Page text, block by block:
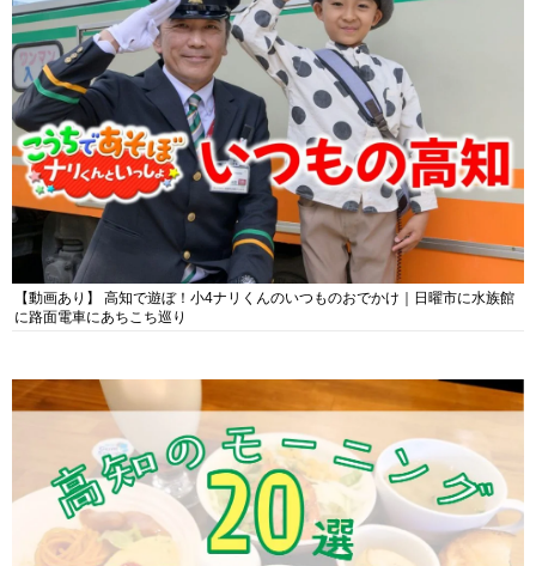
【動画あり】 高知で遊ぼ！小4ナリくんのいつものおでかけ｜日曜市に水族館
に路面電車にあちこち巡り